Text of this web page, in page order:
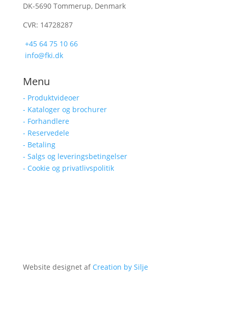
DK-5690 Tommerup, Denmark
CVR: 14728287
+45 64 75 10 66
info@fki.dk
Menu
- Produktvideoer
- Kataloger og brochurer
- Forhandlere
- Reservedele
- Betaling
- Salgs og leveringsbetingelser
- Cookie og privatlivspolitik
Website designet af Creation by Silje